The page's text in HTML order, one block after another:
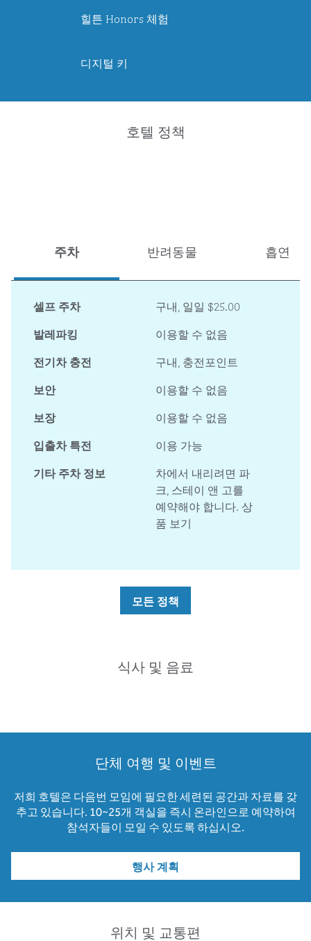
힐튼 Honors 체험
디지털 키
호텔 정책
주차 반려동물 흡연
셀프 주차 구내, 일일 $25.00
발레파킹
이용할 수 없음
전기차 충전
구내, 충전포인트
보안
이용할 수 없음
보장
이용할 수 없음
입출차 특전
이용 가능
기타 주차 정보
차에서 내리려면 파
크, 스테이 앤 고를
예약해야 합니다. 상
품 보기
모든 정책
식사 및 음료
단체 여행 및 이벤트
저희 호텔은 다음번 모임에 필요한 세련된 공간과 자료를 갖
추고 있습니다. 10~25개 객실을 즉시 온라인으로 예약하여
참석자들이 모일 수 있도록 하십시오.
행사 계획
위치 및 교통편